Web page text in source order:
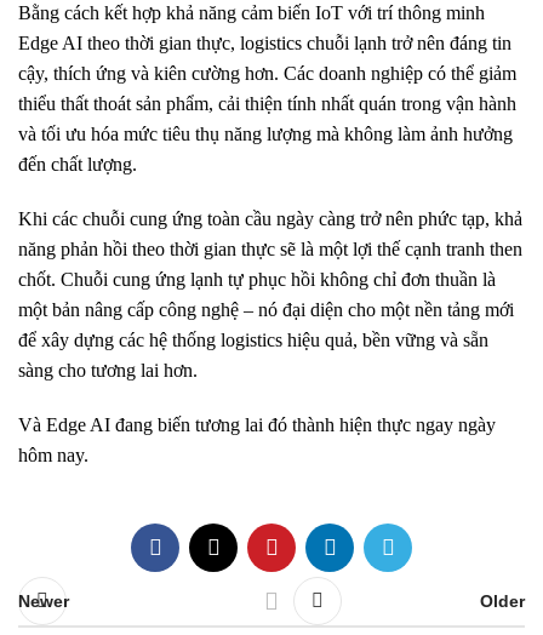
Bằng cách kết hợp khả năng cảm biến IoT với trí thông minh
Edge AI theo thời gian thực, logistics chuỗi lạnh trở nên đáng tin
cậy, thích ứng và kiên cường hơn. Các doanh nghiệp có thể giảm
thiểu thất thoát sản phẩm, cải thiện tính nhất quán trong vận hành
và tối ưu hóa mức tiêu thụ năng lượng mà không làm ảnh hưởng
đến chất lượng.
Khi các chuỗi cung ứng toàn cầu ngày càng trở nên phức tạp, khả
năng phản hồi theo thời gian thực sẽ là một lợi thế cạnh tranh then
chốt. Chuỗi cung ứng lạnh tự phục hồi không chỉ đơn thuần là
một bản nâng cấp công nghệ – nó đại diện cho một nền tảng mới
để xây dựng các hệ thống logistics hiệu quả, bền vững và sẵn
sàng cho tương lai hơn.
Và Edge AI đang biến tương lai đó thành hiện thực ngay ngày
hôm nay.
Newer Older